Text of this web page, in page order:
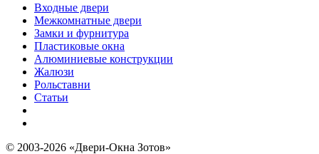
Входные двери
Межкомнатные двери
Замки и фурнитура
Пластиковые окна
Алюминиевые конструкции
Жалюзи
Рольставни
Статьи
© 2003-2026 «Двери-Окна Зотов»